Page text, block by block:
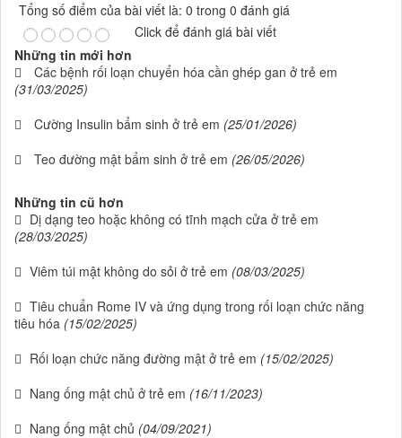
Tổng số điểm của bài viết là: 0 trong 0 đánh giá
Click để đánh giá bài viết
Những tin mới hơn
Các bệnh rối loạn chuyển hóa cần ghép gan ở trẻ em
(31/03/2025)
Cường Insulin bẩm sinh ở trẻ em (25/01/2026)
Teo đường mật bẩm sinh ở trẻ em (26/05/2026)
Những tin cũ hơn
Dị dạng teo hoặc không có tĩnh mạch cửa ở trẻ em
(28/03/2025)
Viêm túi mật không do sỏi ở trẻ em (08/03/2025)
Tiêu chuẩn Rome IV và ứng dụng trong rối loạn chức năng
tiêu hóa (15/02/2025)
Rối loạn chức năng đường mật ở trẻ em (15/02/2025)
Nang ống mật chủ ở trẻ em (16/11/2023)
Nang ống mật chủ (04/09/2021)